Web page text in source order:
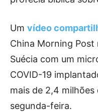
Um vídeo
China Morning
Suécia com um
COVID-19
mais de 2,4 milhões
segunda-feira.